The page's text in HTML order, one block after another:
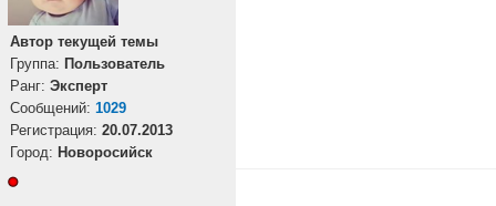
Автор текущей темы
Группа: Пользователь
Ранг: Эксперт
Cообщений: 1029
Регистрация: 20.07.2013
Город: Новоросийск